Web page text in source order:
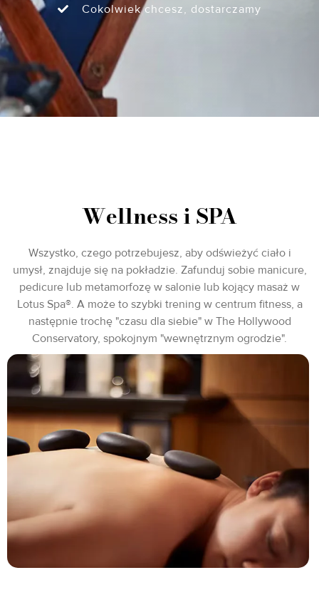
Cokolwiek chcesz, dostarczamy
Wellness i SPA
Wszystko, czego potrzebujesz, aby odświeżyć ciało i
umysł, znajduje się na pokładzie. Zafunduj sobie manicure,
pedicure lub metamorfozę w salonie lub kojący masaż w
Lotus Spa®. A może to szybki trening w centrum fitness, a
następnie trochę "czasu dla siebie" w The Hollywood
Conservatory, spokojnym "wewnętrznym ogrodzie".